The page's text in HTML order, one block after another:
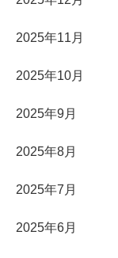
2025年11月
2025年10月
2025年9月
2025年8月
2025年7月
2025年6月